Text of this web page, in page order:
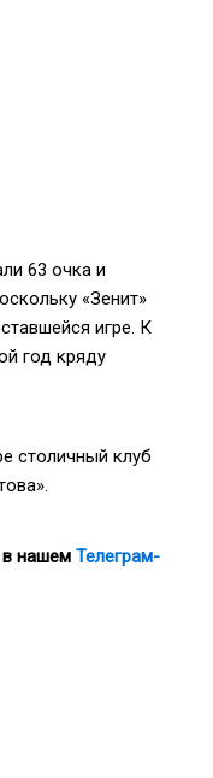
63 очка и
«Зенит»
игре. К
год кряду
столичный клуб
нашем Телеграм-